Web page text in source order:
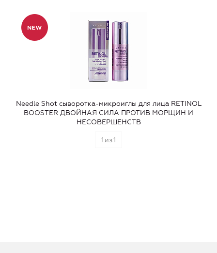
Needle Shot сыворотка-микроиглы для лица RETINOL
BOOSTER ДВОЙНАЯ СИЛА ПРОТИВ МОРЩИН И
НЕСОВЕРШЕНСТВ
1 из1